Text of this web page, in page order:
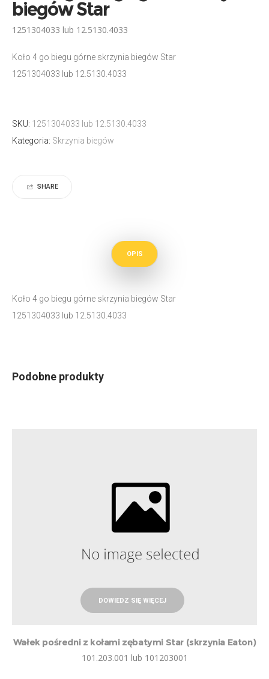
biegów Star
1251304033 lub 12.5130.4033
Koło 4 go biegu górne skrzynia biegów Star
1251304033 lub 12.5130.4033
SKU: 1251304033 lub 12.5130.4033
Kategoria: Skrzynia biegów
SHARE
OPIS
Koło 4 go biegu górne skrzynia biegów Star
1251304033 lub 12.5130.4033
Podobne produkty
DOWIEDZ SIĘ WIĘCEJ
Wałek pośredni z kołami zębatymi Star (skrzynia Eaton)
101.203.001 lub 101203001